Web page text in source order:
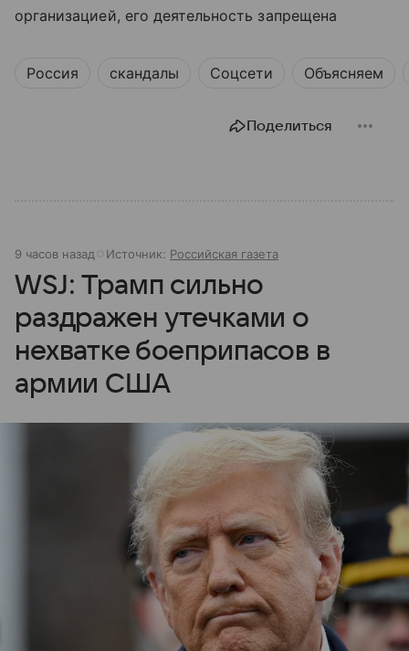
организацией, его деятельность запрещена
Россия скандалы Соцсети Объясняем
Поделиться
9 часов назад Источник: Российская газета
WSJ: Трамп сильно
раздражен утечками о
нехватке боеприпасов в
армии США